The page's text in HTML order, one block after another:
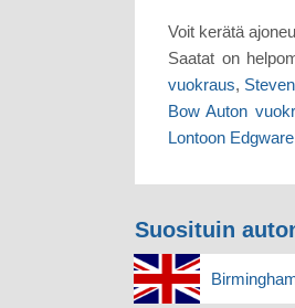
Voit kerätä
Saatat on
vuokraus,
Bow Auton
Lontoon
Suosituin